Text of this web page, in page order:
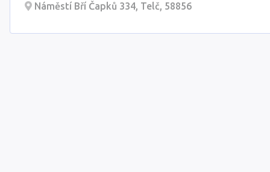
Náměstí Bří Čapků 334, Telč, 58856